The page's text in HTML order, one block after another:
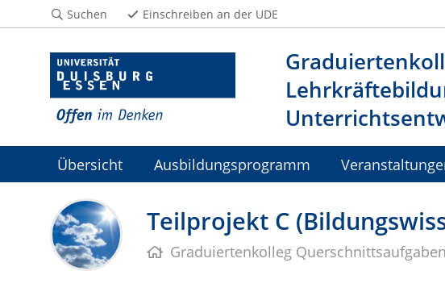
Suchen Einschreiben an der UDE
Übersicht Ausbildungsprogramm
Teilprojekt C
Graduiertenkolleg